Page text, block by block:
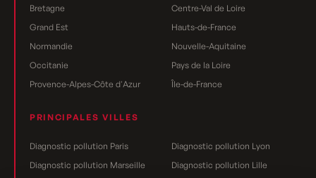
Bretagne
Centre-Val de Loire
Grand Est
Hauts-de-France
Normandie
Nouvelle-Aquitaine
Occitanie
Pays de la Loire
Provence-Alpes-Côte d'Azur
Île-de-France
PRINCIPALES VILLES
Diagnostic pollution Paris
Diagnostic pollution Lyon
Diagnostic pollution Marseille
Diagnostic pollution Lille